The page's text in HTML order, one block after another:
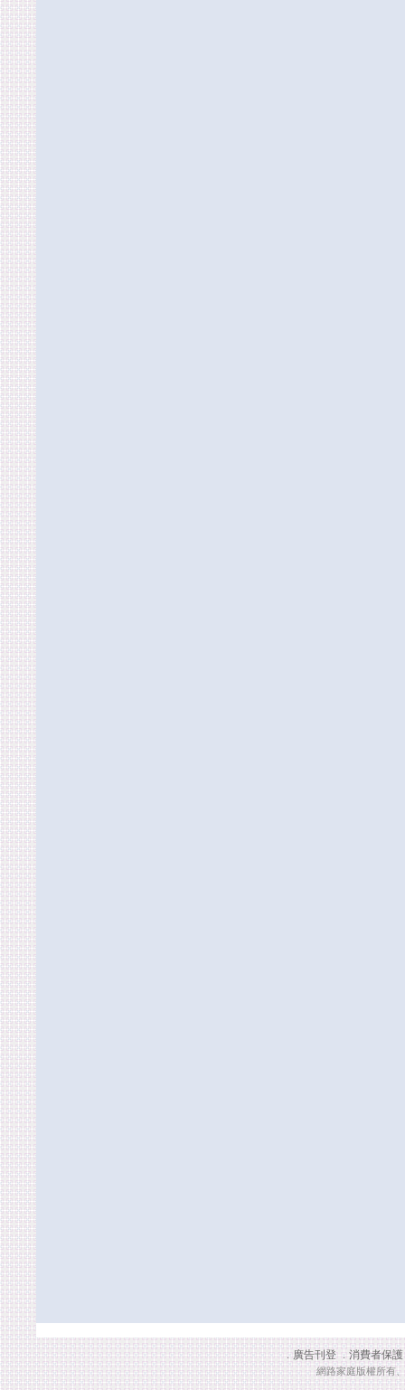
．廣告刊登． 消費者保護
網路家庭版權所有